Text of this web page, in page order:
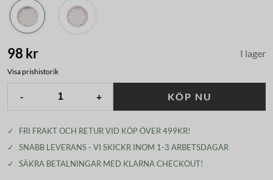
98 kr I lager
Visa prishistorik
- + KÖP NU
✓
FRI FRAKT OCH RETUR VID KÖP ÖVER 499KR!
✓
SNABB LEVERANS - VI SKICKR INOM 1-3 ARBETSDAGAR
✓
SÄKRA BETALNINGAR MED KLARNA CHECKOUT!